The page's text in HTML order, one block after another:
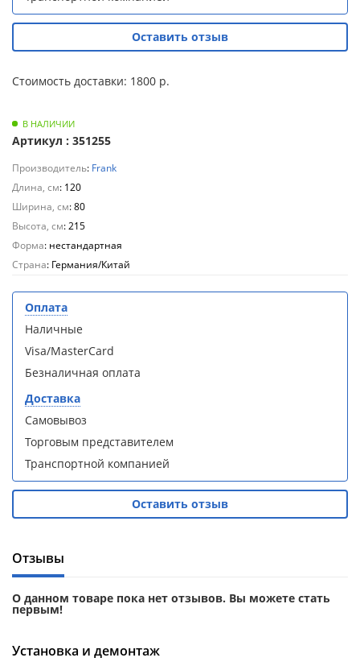
кабина
AvaCan
(L910)
Душевой
уголок
Schwarzer
Diamant
AG30120B5-
S90B5 +
(Витрина)
Душевой
BelBagno
UNO-AH-
P-Cr без
поддона
(витрина)
Все
кабина
AvaCan
(L910)
Душевой
уголок
Schwarzer
Diamant
AG30120B5-
S90B5 +
(Витрина)
Душевой
BelBagno
UNO-AH-
P-Cr без
поддона
(витрина)
Все
В НАЛИЧИИ
Артикул : 351255
Производитель: Frank
Длина, см: 120
Ширина, см: 80
Высота, см: 215
Форма: нестандартная
Страна: Германия/Китай
Стоимость доставки: 1800 р.
Оставить отзыв
Оплата
Наличные
Visa/MasterCard
Безналичная оплата
Доставка
Самовывоз
Торговым представителем
Транспортной компанией
Оставить отзыв
Отзывы
О данном товаре пока нет отзывов. Вы можете стать
первым!
Установка и демонтаж